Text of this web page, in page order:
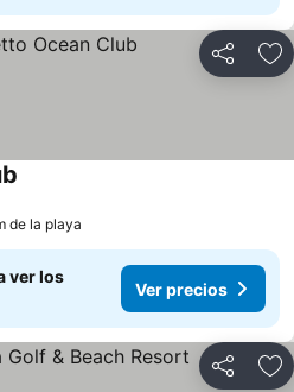
Compartir
de la playa
ver los
Ver precios
Compartir